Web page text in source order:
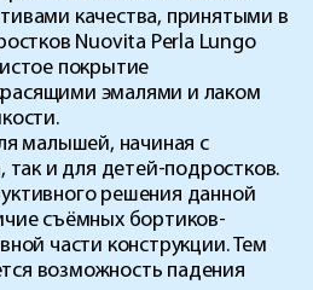
качества, принятыми в
Nuovita Perla Lungo
покрытие
эмалями и лаком
малышей, начиная с
так и для детей-подростков.
решения данной
съёмных бортиков-
части конструкции. Тем
возможность падения